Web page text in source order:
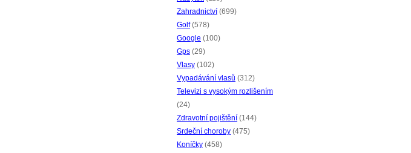
Zahradnictví (699)
Golf(578)
Google (100)
Gps (29)
Vlasy (102)
Vypadávání vlasů (312)
Televizi s vysokým rozlišením
(24)
Zdravotní pojištění (144)
Srdeční choroby (475)
Koníčky (458)